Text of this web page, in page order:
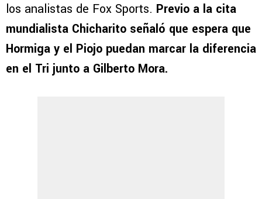
los analistas de Fox Sports. Previo a la cita
mundialista Chicharito señaló que espera que
Hormiga y el Piojo puedan marcar la diferencia
en el Tri junto a Gilberto Mora.